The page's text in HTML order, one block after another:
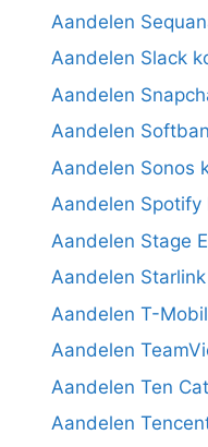
Aandelen
Aandelen Slack
Aandelen
Aandelen
Aandelen Sonos
Aandelen Spotify
Aandelen Stage
Aandelen
Aandelen T-
Aandelen
Aandelen Ten
Aandelen